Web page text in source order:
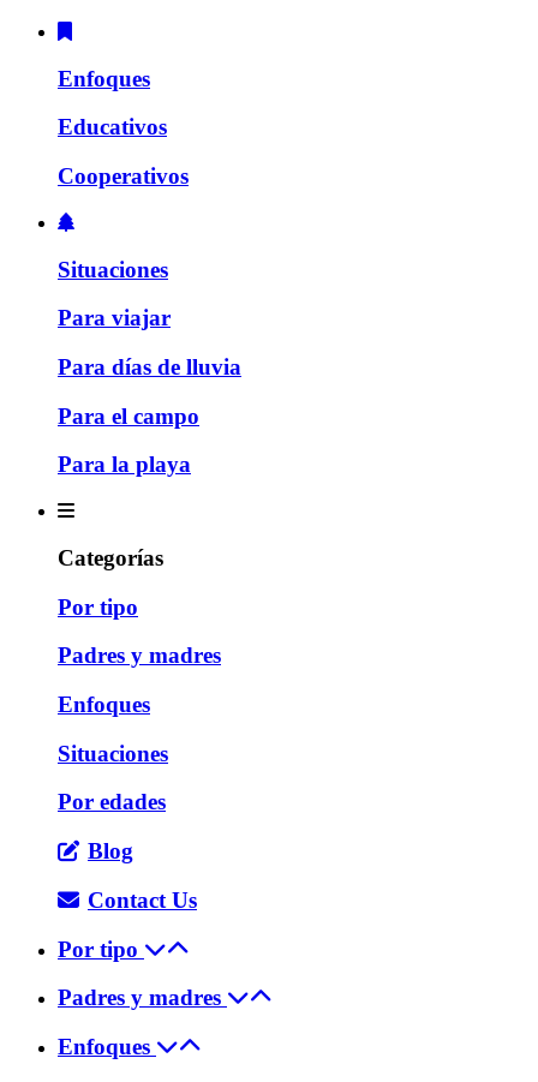
Enfoques
Educativos
Cooperativos
Situaciones
Para viajar
Para días de lluvia
Para el campo
Para la playa
Categorías
Por tipo
Padres y madres
Enfoques
Situaciones
Por edades
Blog
Contact Us
Por tipo
Padres y madres
Enfoques